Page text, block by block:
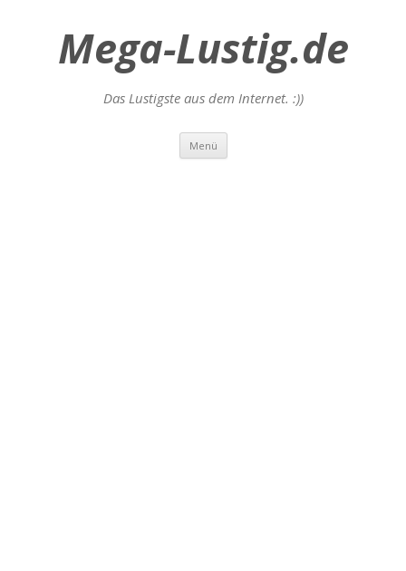
Mega-Lustig.de
Das Lustigste aus dem Internet. :))
Menü Zum
springen